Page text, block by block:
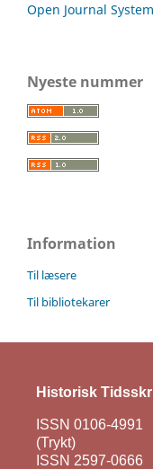
Open Journal
Nyeste nummer
Information
Til læsere
Til bibliotekarer
Historisk
ISSN 0106-4991
(Trykt)
ISSN 2597-0666